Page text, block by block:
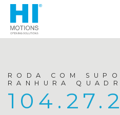
RODA COM
RANHURA